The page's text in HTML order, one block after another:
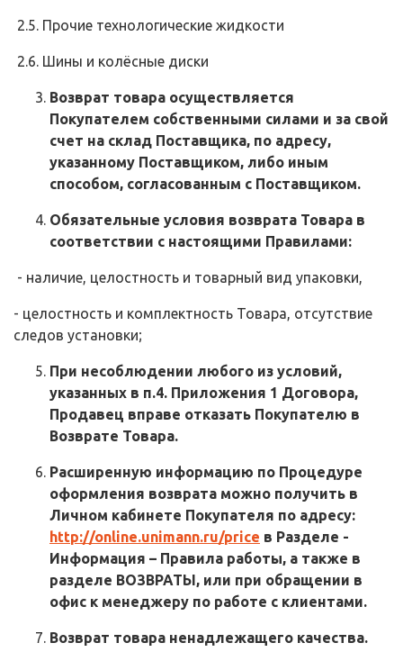
2.5. Прочие технологические жидкости
2.6. Шины и колёсные диски
Возврат товара осуществляется
Покупателем собственными силами и за свой
счет на склад Поставщика, по адресу,
указанному Поставщиком, либо иным
способом, согласованным с Поставщиком.
Обязательные условия возврата Товара в
соответствии с настоящими Правилами:
- наличие, целостность и товарный вид упаковки,
- целостность и комплектность Товара, отсутствие
следов установки;
При несоблюдении любого из условий,
указанных в п.4. Приложения 1 Договора,
Продавец вправе отказать Покупателю в
Возврате Товара.
Расширенную информацию по Процедуре
оформления возврата можно получить в
Личном кабинете Покупателя по адресу:
http://online.unimann.ru/price в Разделе -
Информация – Правила работы, а также в
разделе ВОЗВРАТЫ, или при обращении в
офис к менеджеру по работе с клиентами.
Возврат товара ненадлежащего качества.